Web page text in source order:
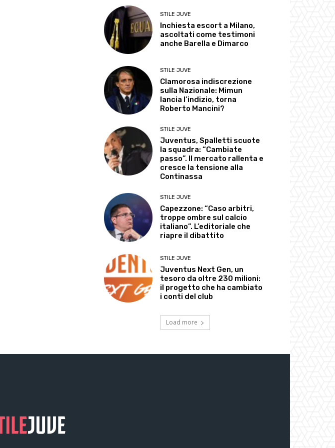
STILE JUVE
Inchiesta escort a Milano,
ascoltati come testimoni
anche Barella e Dimarco
STILE JUVE
Clamorosa indiscrezione
sulla Nazionale: Mimun
lancia l’indizio, torna
Roberto Mancini?
STILE JUVE
Juventus, Spalletti scuote
la squadra: “Cambiate
passo”. Il mercato rallenta e
cresce la tensione alla
Continassa
STILE JUVE
Capezzone: “Caso arbitri,
troppe ombre sul calcio
italiano”. L’editoriale che
riapre il dibattito
STILE JUVE
Juventus Next Gen, un
tesoro da oltre 230 milioni:
il progetto che ha cambiato
i conti del club
Load more